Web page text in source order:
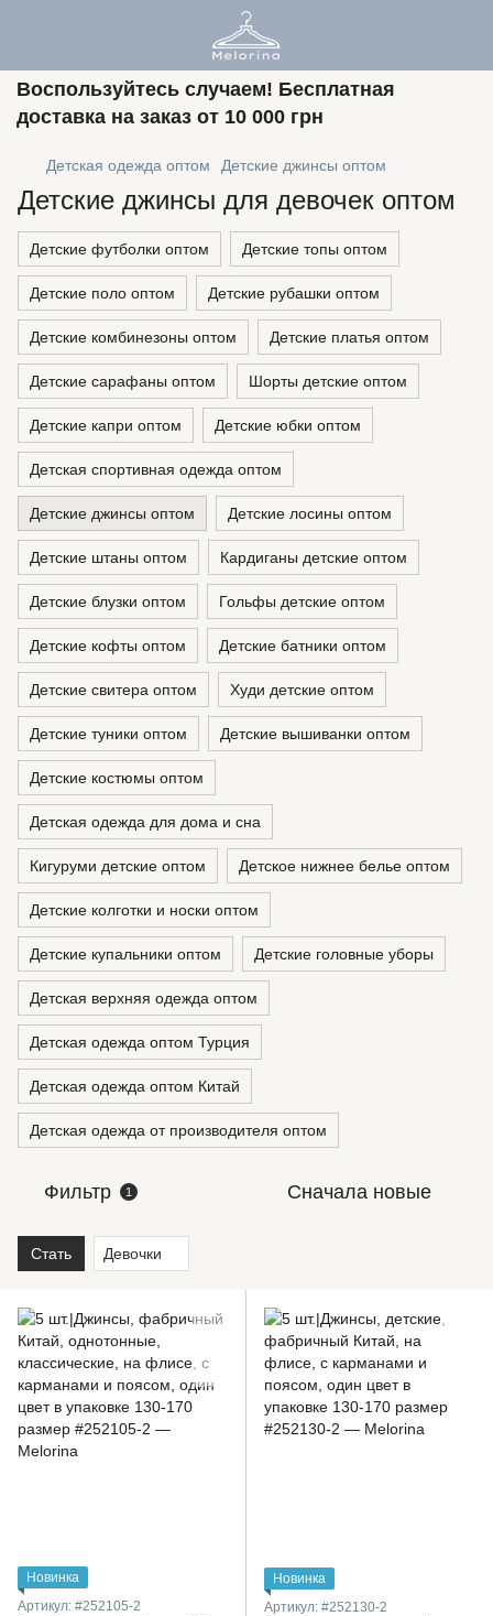
Воспользуйтесь случаем! Бесплатная
доставка на заказ от 10 000 грн
Детская одежда оптом Детские джинсы оптом
Детские джинсы для девочек оптом
Детские футболки оптом Детские топы оптом
Детские поло оптом Детские рубашки оптом
Детские комбинезоны оптом Детские платья оптом
Детские сарафаны оптом Шорты детские оптом
Детские капри оптом Детские юбки оптом
Детская спортивная одежда оптом
Детские джинсы оптом Детские лосины оптом
Детские штаны оптом Кардиганы детские оптом
Детские блузки оптом Гольфы детские оптом
Детские кофты оптом Детские батники оптом
Детские свитера оптом Худи детские оптом
Детские туники оптом Детские вышиванки оптом
Детские костюмы оптом
Детская одежда для дома и сна
Кигуруми детские оптом Детское нижнее белье оптом
Детские колготки и носки оптом
Детские купальники оптом Детские головные уборы
Детская верхняя одежда оптом
Детская одежда оптом Турция
Детская одежда оптом Китай
Детская одежда от производителя оптом
Фильтр 1 Сначала новые
Стать Девочки
Новинка
Артикул: #252105-2
Новинка
Артикул: #252130-2